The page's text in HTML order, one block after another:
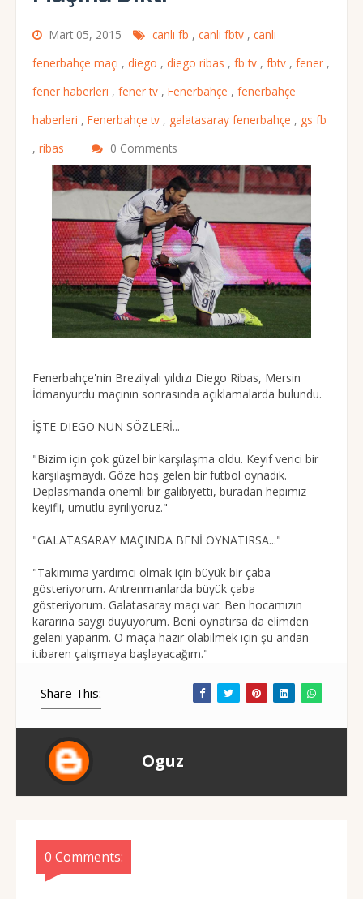
Mart 05, 2015 canlı fb , canlı fbtv , canlı
fenerbahçe maçı , diego , diego ribas , fb tv , fbtv , fener ,
fener haberleri , fener tv , Fenerbahçe , fenerbahçe
haberleri , Fenerbahçe tv , galatasaray fenerbahçe , gs fb
, ribas 0 Comments
Fenerbahçe'nin Brezilyalı yıldızı Diego Ribas, Mersin
İdmanyurdu maçının sonrasında açıklamalarda bulundu.
İŞTE DIEGO'NUN SÖZLERİ...
"Bizim için çok güzel bir karşılaşma oldu. Keyif verici bir
karşılaşmaydı. Göze hoş gelen bir futbol oynadık.
Deplasmanda önemli bir galibiyetti, buradan hepimiz
keyifli, umutlu ayrılıyoruz."
"GALATASARAY MAÇINDA BENİ OYNATIRSA..."
"Takımıma yardımcı olmak için büyük bir çaba
gösteriyorum. Antrenmanlarda büyük çaba
gösteriyorum. Galatasaray maçı var. Ben hocamızın
kararına saygı duyuyorum. Beni oynatırsa da elimden
geleni yaparım. O maça hazır olabilmek için şu andan
itibaren çalışmaya başlayacağım."
Share This:
Oguz
0 Comments: